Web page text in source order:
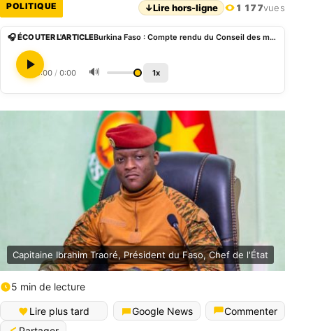
POLITIQUE ↓Lire hors-ligne 1 177vues
🎧 ÉCOUTER L'ARTICLE Burkina Faso : Compte rendu du Conseil des ministres du jeudi 26 mars 2026
0:00 / 0:00 🔊 1x
Capitaine Ibrahim Traoré, Président du Faso, Chef de l'État
5 min de lecture
Lire plus tard Google News
Commenter